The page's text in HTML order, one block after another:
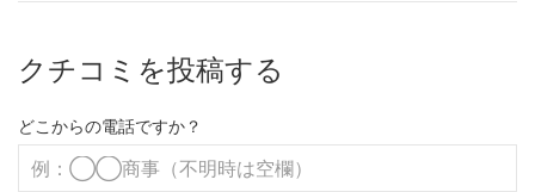
クチコミを投稿する
どこからの電話ですか？